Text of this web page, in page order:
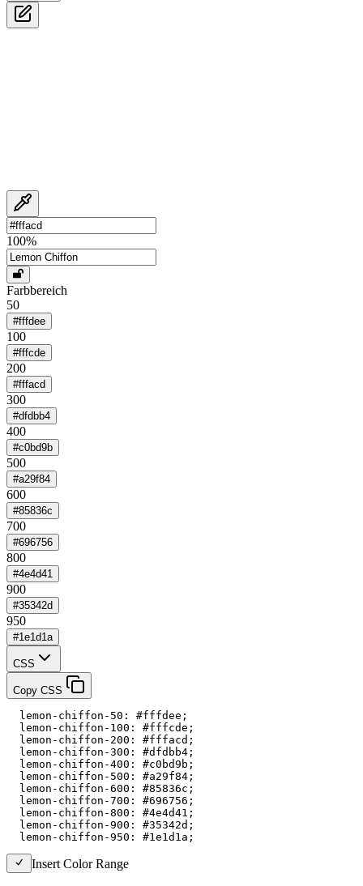
100%
Farbbereich
50
#fffdee
100
#fffcde
200
#fffacd
300
#dfdbb4
400
#c0bd9b
500
#a29f84
600
#85836c
700
#696756
800
#4e4d41
900
#35342d
950
#1e1d1a
CSS
Copy CSS
  lemon-chiffon-50: #fffdee;
  lemon-chiffon-100: #fffcde;
  lemon-chiffon-200: #fffacd;
  lemon-chiffon-300: #dfdbb4;
  lemon-chiffon-400: #c0bd9b;
  lemon-chiffon-500: #a29f84;
  lemon-chiffon-600: #85836c;
  lemon-chiffon-700: #696756;
  lemon-chiffon-800: #4e4d41;
  lemon-chiffon-900: #35342d;
  lemon-chiffon-950: #1e1d1a;
Insert Color Range